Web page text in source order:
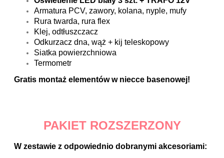
Armatura PCV, zawory, kolana, nyple, mufy
Rura twarda, rura flex
Klej, odtłuszczacz
Odkurzacz dna, wąż + kij teleskopowy
Siatka powierzchniowa
Termometr
Gratis montaż elementów w niecce basenowej!
PAKIET ROZSZERZONY
W zestawie z odpowiednio dobranymi akcesoriami: